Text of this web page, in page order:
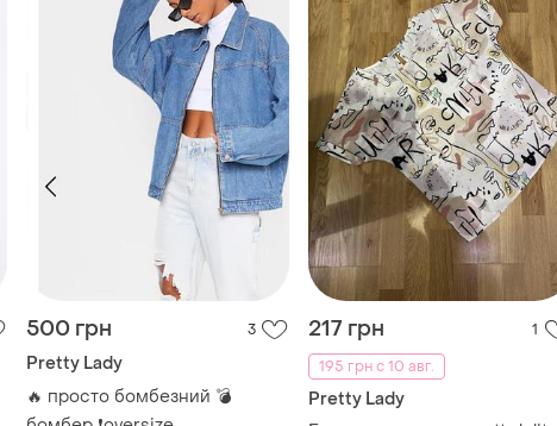
500 грн 3
Pretty Lady
🔥 просто бомбезний 💣
217 грн
1
195 грн с 10 авг.
Pretty Lady